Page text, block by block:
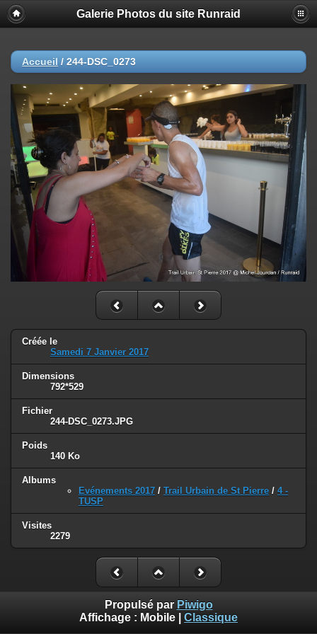
Galerie Photos du site Runraid
Accueil / 244-DSC_0273
Créée le
Samedi 7 Janvier 2017
Dimensions
792*529
Fichier
244-DSC_0273.JPG
Poids
140 Ko
Albums
Evénements 2017 / Trail Urbain de St Pierre / 4 -
TUSP
Visites
2279
Propulsé par Piwigo
Affichage : Mobile Classique